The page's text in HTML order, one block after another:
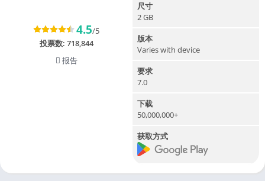
4.5/5
投票数: 718,844
报告
尺寸
2 GB
版本
Varies with device
要求
7.0
下载
50,000,000+
获取方式